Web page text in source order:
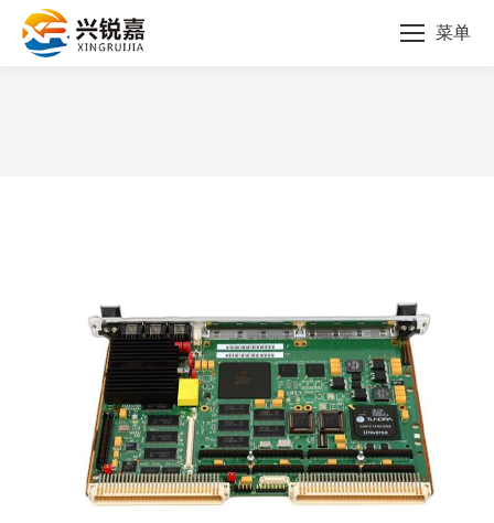
菜单